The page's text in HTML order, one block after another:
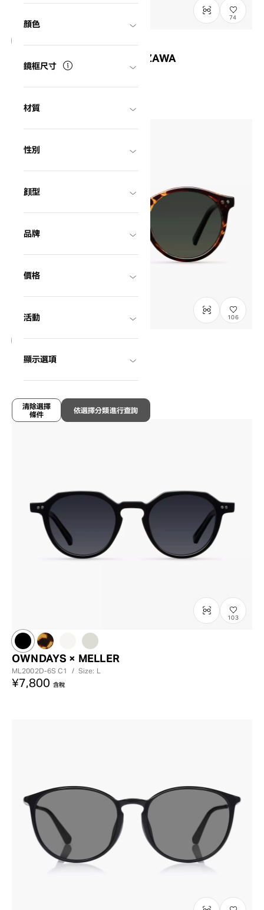
顏色
鏡框尺寸
材質
性別
顔型
品牌
價格
活動
顯示選項
依選擇分類進行查詢
清除選擇
條件
74
OWNDAYS × MAKIKO TAKIZAWA
MT1001Q-6S C1 /
106
OWNDAYS × MELLER
¥7,800
103
OWNDAYS × MELLER
ML2002D-6SC1 / Size: L
¥7,800 含稅